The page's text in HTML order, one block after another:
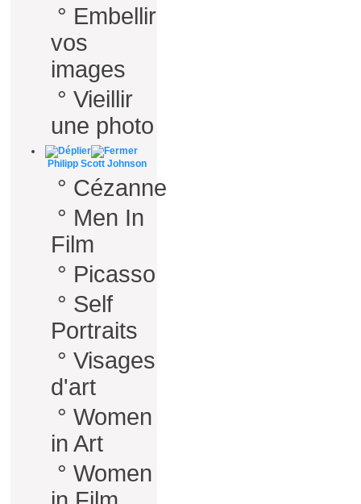
° Embellir
vos
images
° Vieillir
une photo
Philipp Scott Johnson
° Cézanne
° Men In
Film
° Picasso
° Self
Portraits
° Visages
d'art
° Women
in Art
° Women